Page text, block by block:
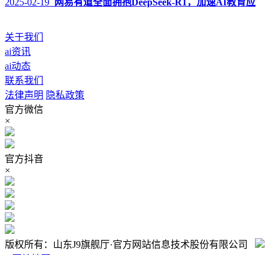
2025-02-19 网易有道全面拥抱DeepSeek-R1，加速AI教育应
关于我们
ai资讯
ai动态
联系我们
法律声明 隐私政策
官方微信
×
官方抖音
×
版权所有：山东J9旗舰厅·官方网站信息技术股份有限公司